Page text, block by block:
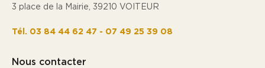
3 place de la Mairie, 39210 VOITEUR
Tél. 03 84 44 62 47 - 07 49 25 39 08
Nous contacter